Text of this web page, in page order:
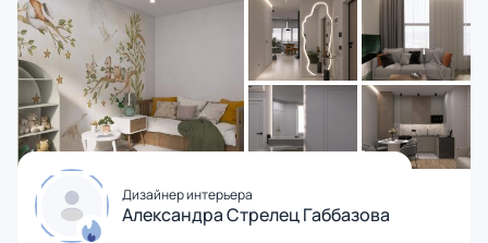
Дизайнер интерьера
Александра Стрелец Габбазова